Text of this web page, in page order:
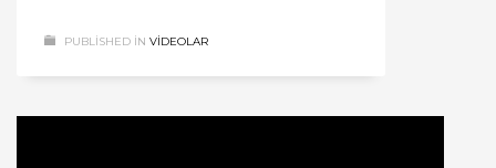
PUBLISHED IN VIDEOLAR